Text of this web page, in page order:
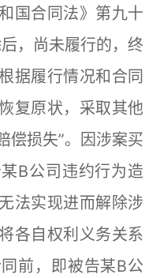
合同法》第九十
，尚未履行的，终
据履行情况和合同
复原状，采取其他
偿损失”。因涉案买
B公司违约行为造
法实现进而解除涉
各自权利义务关系
前，即被告某B公